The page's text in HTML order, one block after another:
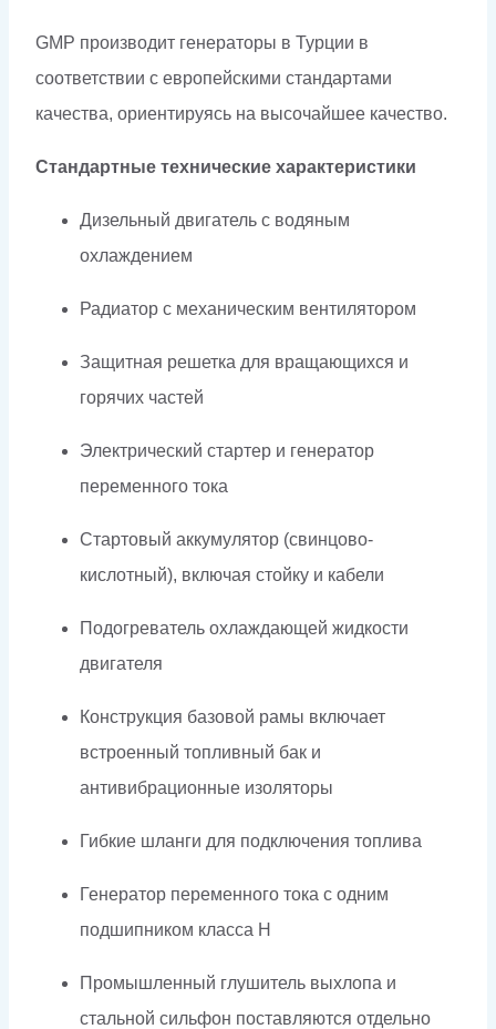
GMP производит генераторы в Турции в
соответствии с европейскими стандартами
качества, ориентируясь на высочайшее качество.
Стандартные технические характеристики
Дизельный двигатель с водяным
охлаждением
Радиатор с механическим вентилятором
Защитная решетка для вращающихся и
горячих частей
Электрический стартер и генератор
переменного тока
Стартовый аккумулятор (свинцово-
кислотный), включая стойку и кабели
Подогреватель охлаждающей жидкости
двигателя
Конструкция базовой рамы включает
встроенный топливный бак и
антивибрационные изоляторы
Гибкие шланги для подключения топлива
Генератор переменного тока с одним
подшипником класса H
Промышленный глушитель выхлопа и
стальной сильфон поставляются отдельно